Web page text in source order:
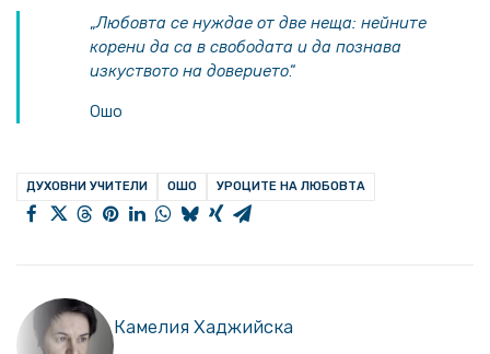
„Любовта се нуждае от две неща: нейните
корени да са в свободата и да познава
изкуството на доверието.“
Ошо
ДУХОВНИ УЧИТЕЛИ ОШО УРОЦИТЕ НА ЛЮБОВТА
Камелия Хаджийска